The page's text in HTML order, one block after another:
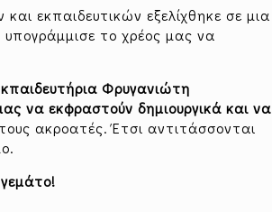
εκπαιδευτικών εξελίχθηκε σε μια
το χρέος μας να
Φρυγανιώτη
να εκφραστούν δημιουργικά και να
ακροατές. Έτσι αντιτάσσονται